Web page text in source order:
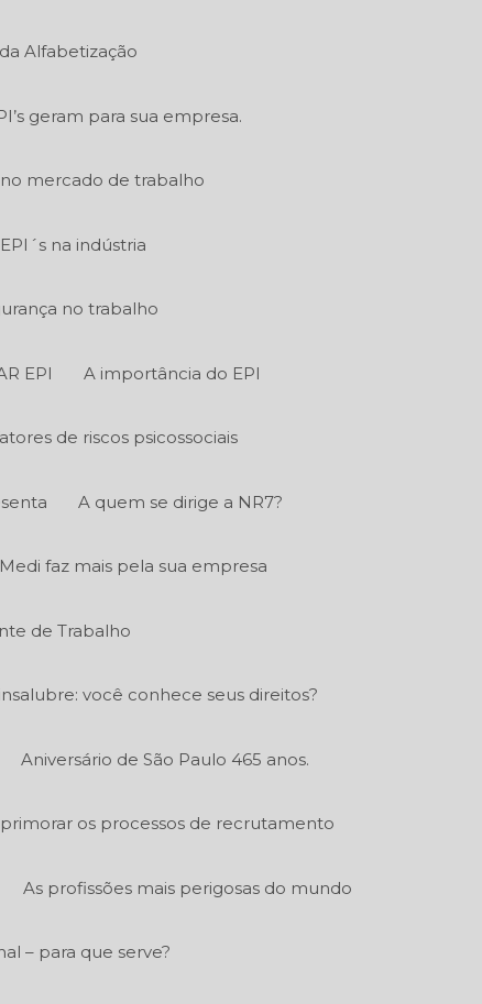
Alfabetização
geram para sua empresa.
mercado de trabalho
na indústria
no trabalho
EPI A importância do EPI
de riscos psicossociais
A quem se dirige a NR7?
faz mais pela sua empresa
de Trabalho
você conhece seus direitos?
Aniversário de São Paulo 465 anos.
os processos de recrutamento
As profissões mais perigosas do mundo
– para que serve?